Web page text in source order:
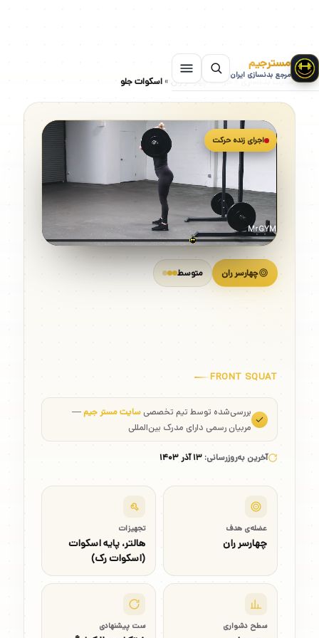
مسترجیم
مرجع بدنسازی ایران
سایت بدنسازی»حرکات چهارسر ران »اسکوات جلو
چهارسر ران متوسط
FRONT SQUAT
بررسی‌شده توسط تیم تخصصیسایت مستر جیم—
مربیان رسمی دارای مدرک بین‌المللی
آخرین به‌روزرسانی:۱۳ آذر ۱۴۰۳
عضله‌ی هدف
چهارسر ران
تجهیزات
هالتر، پایه اسکوات
(اسکوات رک)
سطح دشواری ست پیشنهادی
اجرای زنده حرکت
MrGYM